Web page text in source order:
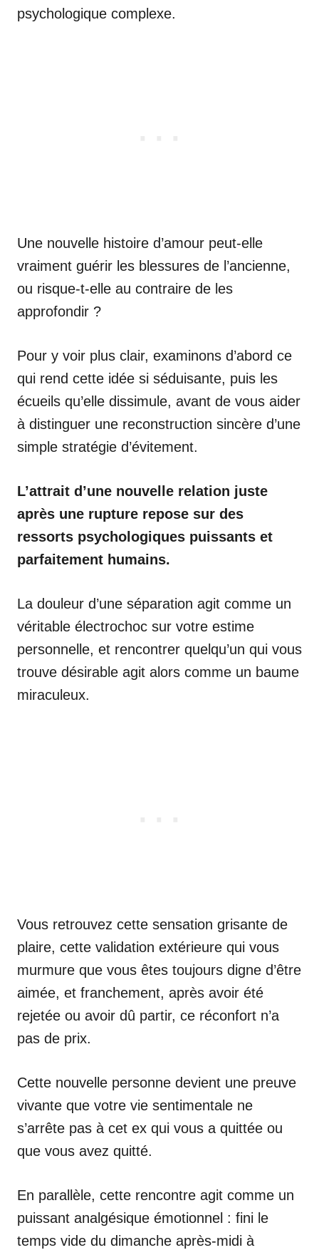
psychologique complexe.
Une nouvelle histoire d’amour peut-elle
vraiment guérir les blessures de l’ancienne,
ou risque-t-elle au contraire de les
approfondir ?
Pour y voir plus clair, examinons d’abord ce
qui rend cette idée si séduisante, puis les
écueils qu’elle dissimule, avant de vous aider
à distinguer une reconstruction sincère d’une
simple stratégie d’évitement.
L’attrait d’une nouvelle relation juste
après une rupture repose sur des
ressorts psychologiques puissants et
parfaitement humains.
La douleur d’une séparation agit comme un
véritable électrochoc sur votre estime
personnelle, et rencontrer quelqu’un qui vous
trouve désirable agit alors comme un baume
miraculeux.
Vous retrouvez cette sensation grisante de
plaire, cette validation extérieure qui vous
murmure que vous êtes toujours digne d’être
aimée, et franchement, après avoir été
rejetée ou avoir dû partir, ce réconfort n’a
pas de prix.
Cette nouvelle personne devient une preuve
vivante que votre vie sentimentale ne
s’arrête pas à cet ex qui vous a quittée ou
que vous avez quitté.
En parallèle, cette rencontre agit comme un
puissant analgésique émotionnel : fini le
temps vide du dimanche après-midi à